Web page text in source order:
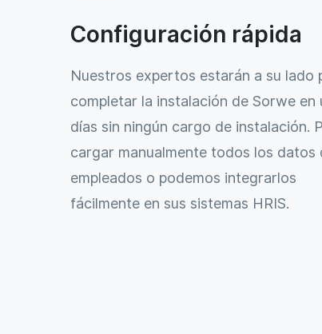
Configuración rápida
Nuestros expertos estarán a su lado
completar la instalación de Sorwe en
días sin ningún cargo de instalación.
cargar manualmente todos los datos
empleados o podemos integrarlos
fácilmente en sus sistemas HRIS.